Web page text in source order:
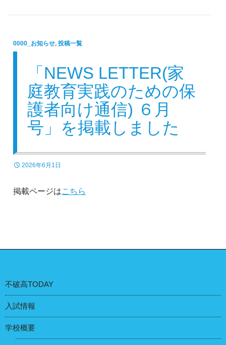
0000_お知らせ, 投稿一覧
「NEWS LETTER(家
庭教育実践のための保
護者向け通信) ６月
号」を掲載しました
2026年6月1日
掲載ページはこちら
不破高TODAY
入試情報
学校概要